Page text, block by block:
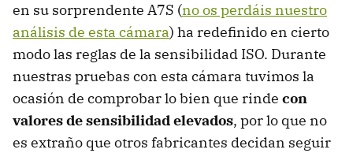
en su sorprendente A7S (no os perdáis nuestro
análisis de esta cámara) ha redefinido en cierto
modo las reglas de la sensibilidad ISO. Durante
nuestras pruebas con esta cámara tuvimos la
ocasión de comprobar lo bien que rinde con
valores de sensibilidad elevados, por lo que no
es extraño que otros fabricantes decidan seguir